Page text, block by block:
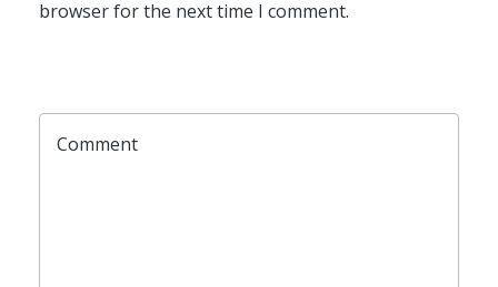
browser for the next time I comment.